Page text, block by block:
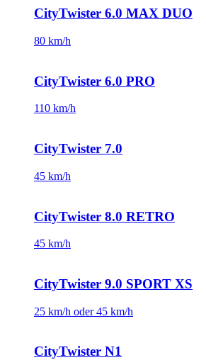
CityTwister 6.0 MAX DUO
80 km/h
CityTwister 6.0 PRO
110 km/h
CityTwister 7.0
45 km/h
CityTwister 8.0 RETRO
45 km/h
CityTwister 9.0 SPORT XS
25 km/h oder 45 km/h
CityTwister N1